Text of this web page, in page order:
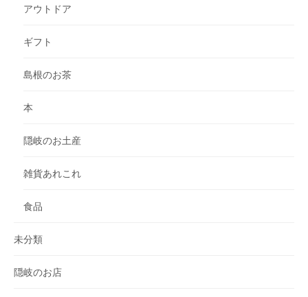
アウトドア
ギフト
島根のお茶
本
隠岐のお土産
雑貨あれこれ
食品
未分類
隠岐のお店